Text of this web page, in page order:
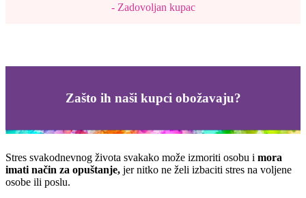
- Zadovoljan kupac
Zašto ih naši kupci obožavaju?
Stres svakodnevnog života svakako može izmoriti osobu i mora
imati način za opuštanje, jer nitko ne želi izbaciti stres na voljene
osobe ili poslu.